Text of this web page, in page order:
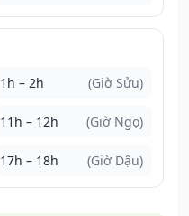
1h – 2h (Giờ Sửu)
11h – 12h (Giờ Ngọ)
17h – 18h (Giờ Dậu)